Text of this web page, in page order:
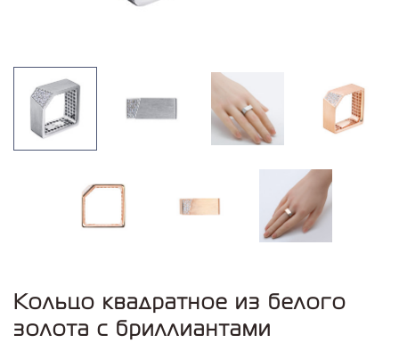
Кольцо квадратное из белого
золота с бриллиантами